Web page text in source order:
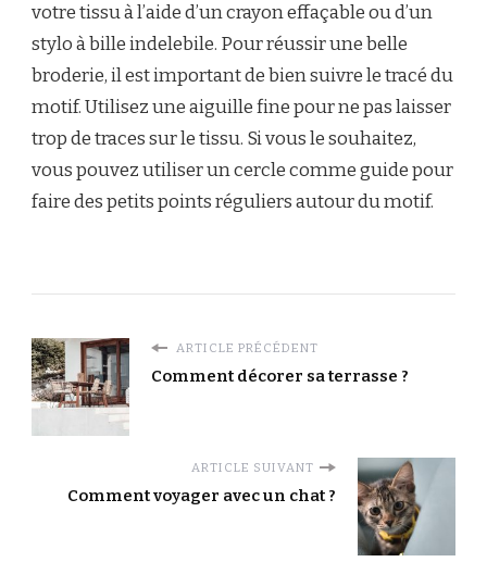
votre tissu à l’aide d’un crayon effaçable ou d’un
stylo à bille indelebile. Pour réussir une belle
broderie, il est important de bien suivre le tracé du
motif. Utilisez une aiguille fine pour ne pas laisser
trop de traces sur le tissu. Si vous le souhaitez,
vous pouvez utiliser un cercle comme guide pour
faire des petits points réguliers autour du motif.
ARTICLE PRÉCÉDENT
Comment décorer sa terrasse ?
ARTICLE SUIVANT
Comment voyager avec un chat ?